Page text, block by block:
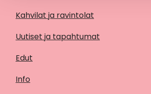
Kahvilat ja ravintolat
Uutiset ja tapahtumat
Edut
Info